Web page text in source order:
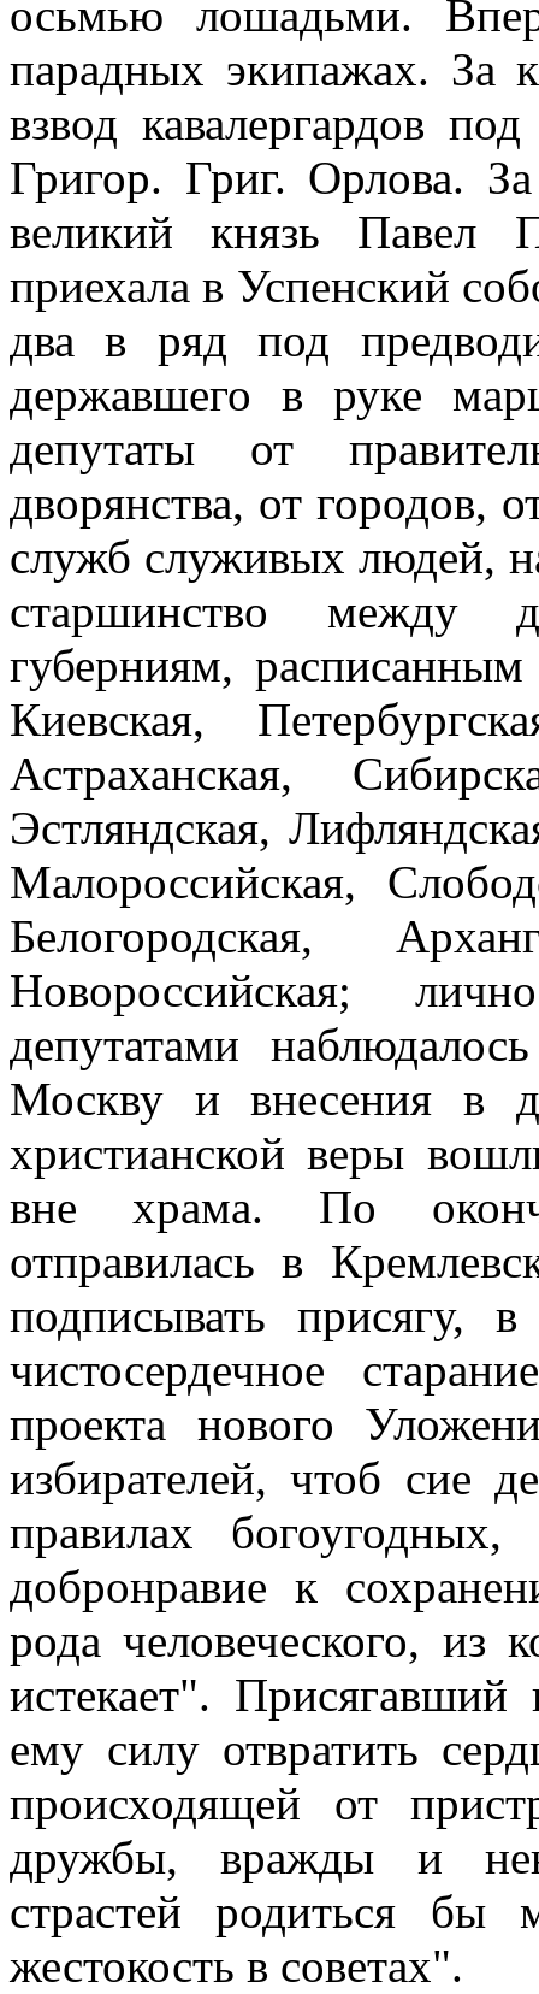
осьмью лошадьми.
парадных экипажах. За
взвод кавалергардов
Григор. Григ. Орлова.
великий князь Павел
приехала в Успенский
два в ряд под
державшего в руке
депутаты от
дворянства, от городов,
служб служивых людей,
старшинство между
губерниям,
Киевская,
Астраханская,
Эстляндская,
Малороссийская,
Белогородская,
Новороссийская;
депутатами
Москву и внесения в
христианской веры
вне храма. По
отправилась в
подписывать присягу,
чистосердечное
проекта нового
избирателей, чтоб сие
правилах
добронравие к
рода человеческого, из
истекает".
ему силу отвратить
происходящей от
дружбы, вражды и
страстей родиться бы
жестокость в советах".